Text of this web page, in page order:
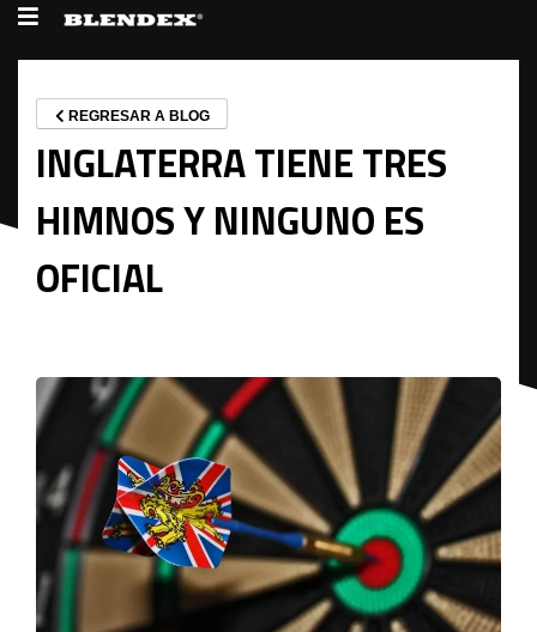
REGRESAR A BLOG
INGLATERRA TIENE TRES
HIMNOS Y NINGUNO ES
OFICIAL